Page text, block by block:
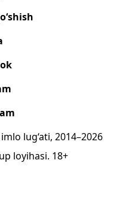
lug‘ati, 2014–2026
loyihasi. 18+